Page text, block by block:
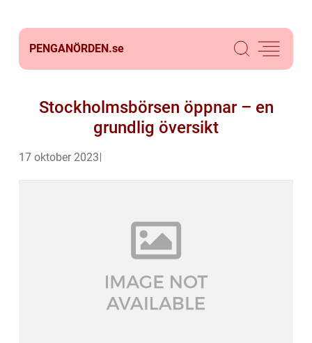
PENGANÖRDEN.se
Stockholmsbörsen öppnar – en
grundlig översikt
17 oktober 2023